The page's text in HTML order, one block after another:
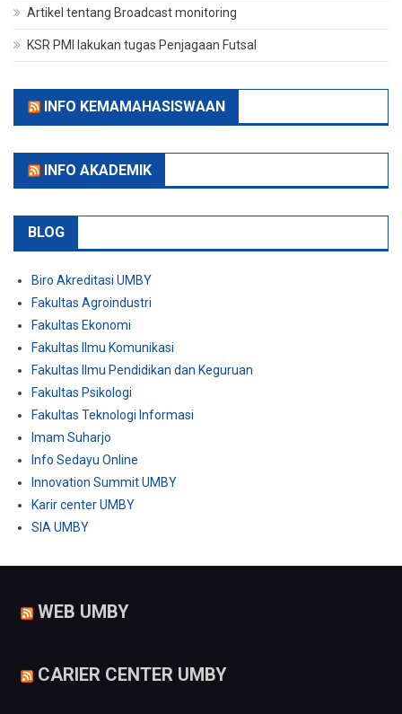
Artikel tentang Broadcast monitoring
KSR PMI lakukan tugas Penjagaan Futsal
INFO KEMAMAHASISWAAN
INFO AKADEMIK
BLOG
Biro Akreditasi UMBY
Fakultas Agroindustri
Fakultas Ekonomi
Fakultas Ilmu Komunikasi
Fakultas Ilmu Pendidikan dan Keguruan
Fakultas Psikologi
Fakultas Teknologi Informasi
Imam Suharjo
Info Sedayu Online
Innovation Summit UMBY
Karir center UMBY
SIA UMBY
WEB UMBY
CARIER CENTER UMBY